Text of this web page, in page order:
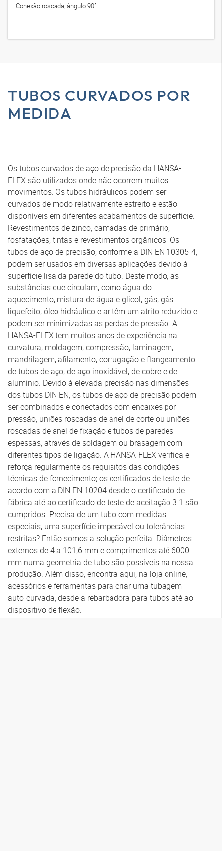
Conexão roscada, ângulo 90°
TUBOS CURVADOS POR
MEDIDA
Os tubos curvados de aço de precisão da HANSA-
FLEX são utilizados onde não ocorrem muitos
movimentos. Os tubos hidráulicos podem ser
curvados de modo relativamente estreito e estão
disponíveis em diferentes acabamentos de superfície.
Revestimentos de zinco, camadas de primário,
fosfatações, tintas e revestimentos orgânicos. Os
tubos de aço de precisão, conforme a DIN EN 10305-4,
podem ser usados em diversas aplicações devido à
superfície lisa da parede do tubo. Deste modo, as
substâncias que circulam, como água do
aquecimento, mistura de água e glicol, gás, gás
liquefeito, óleo hidráulico e ar têm um atrito reduzido e
podem ser minimizadas as perdas de pressão. A
HANSA-FLEX tem muitos anos de experiência na
curvatura, moldagem, compressão, laminagem,
mandrilagem, afilamento, corrugação e flangeamento
de tubos de aço, de aço inoxidável, de cobre e de
alumínio. Devido à elevada precisão nas dimensões
dos tubos DIN EN, os tubos de aço de precisão podem
ser combinados e conectados com encaixes por
pressão, uniões roscadas de anel de corte ou uniões
roscadas de anel de fixação e tubos de paredes
espessas, através de soldagem ou brasagem com
diferentes tipos de ligação. A HANSA-FLEX verifica e
reforça regularmente os requisitos das condições
técnicas de fornecimento; os certificados de teste de
acordo com a DIN EN 10204 desde o certificado de
fábrica até ao certificado de teste de aceitação 3.1 são
cumpridos. Precisa de um tubo com medidas
especiais, uma superfície impecável ou tolerâncias
restritas? Então somos a solução perfeita. Diâmetros
externos de 4 a 101,6 mm e comprimentos até 6000
mm numa geometria de tubo são possíveis na nossa
produção. Além disso, encontra aqui, na loja online,
acessórios e ferramentas para criar uma tubagem
auto-curvada, desde a rebarbadora para tubos até ao
dispositivo de flexão.